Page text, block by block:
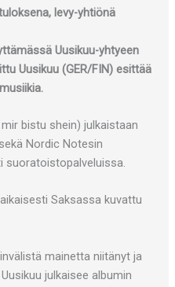
levy-yhtiönä
Uusikuu-yhtyeen
Uusikuu (GER/FIN) esittää
mir bistu shein) julkaistaan
Nordic Notesin
suoratoistopalveluissa.
Saksassa kuvattu
mainetta niitänyt ja
julkaisee albumin